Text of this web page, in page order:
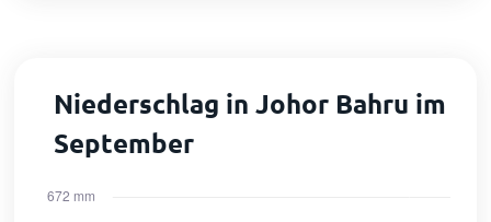
Niederschlag in Johor Bahru im
September